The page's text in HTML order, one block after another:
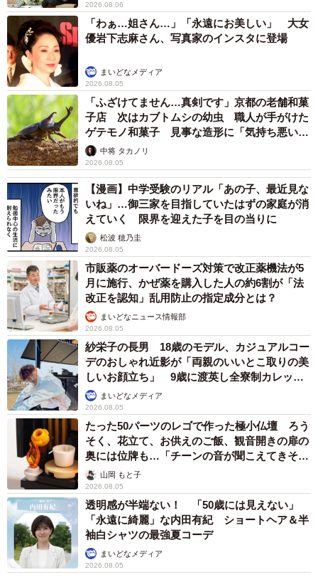
2026.08.06
「わぁ…姐さん…」「永遠にお美しい」 大女
優岩下志麻さん、写真家のインスタに登場
まいどなメディア
2026.08.05
「ふざけてません…真剣です」京都の老舗和菓
子店 次はカブトムシの幼虫 職人が手がけた
ゲテモノ和菓子 見事な造形に「気持ち悪いく
らいリアル」
中将 タカノリ
2026.08.05
【漫画】中学受験のリアル「あの子、最近見な
いね」…御三家を目指していたはずの家庭が消
えていく 限界を迎えた子を目の当りに
松波 穂乃圭
2026.08.05
市販薬のオーバードーズ対策で改正薬機法が5
月に施行、かぜ薬を購入した人の約6割が「法
改正を認知」乱用防止の指定成分とは？
まいどなニュース情報部
2026.08.05
紗栄子の長男 18歳のモデル、カジュアルコー
デのおしゃれ近影が「両親のいいとこ取りの美
しいお顔立ち」 9歳に渡英し全寮制カレッジ
で学ぶまいどなメディア
2026.08.05
たった50パーツのレゴで作った極小仏壇 ろう
そく、花立て、お供えのご飯、観音開きの扉の
奥には位牌も…「チーンの音が聞こえてきそ
う」山岡 もと子
2026.08.05
透明感が半端ない！ 「50歳には見えない」
「永遠に綺麗」な内田有紀 ショートヘア＆半
袖白シャツの最強夏コーデ
まいどなメディア
2026.08.05